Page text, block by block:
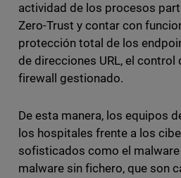
actividad de los procesos
Zero-Trust y contar con
protección total de los
de direcciones URL, el
firewall gestionado.
De esta manera, los equipos
los hospitales frente a los
sofisticados como el malware
malware sin fichero, que son